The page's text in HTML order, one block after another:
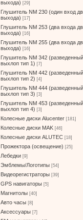
выхода) [29]
Глушитель NM 230 (один вход
выхода) [17]
Глушитель NM 253 (два входа
выхода) [16]
Глушитель NM 255 (два входа
выхода) [16]
Глушитель NM 342 (разведенный
выхлоп тип 1) [7]
Глушитель NM 442 (разведенный
выхлоп тип 2) [4]
Глушитель NM 444 (разведенный
выхлоп тип 3) [3]
Глушитель NM 453 (разведенный
выхлоп тип 4) [3]
Колесные диски Alucenter [181]
Колесные диски MAK [46]
Колесные диски ALUTEC [18]
Прожектора (освещение) [25]
Лебедки [9]
Эмблемы/Логотипы [54]
Видеорегистраторы [39]
GPS навигаторы [5]
Магнитолы [40]
Авто часы [8]
Аксессуары [7]